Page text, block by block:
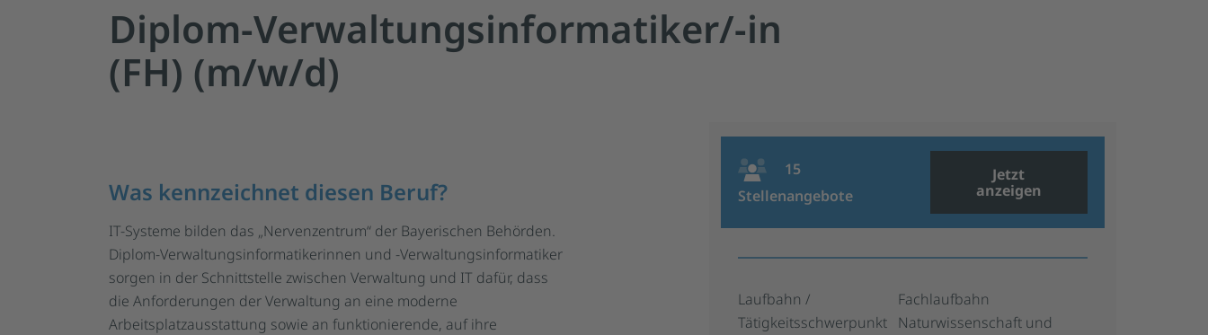
Diplom-Verwaltungsinformatiker/-in
(FH) (m/w/d)
Was kennzeichnet diesen Beruf?
IT-Systeme bilden das „Nervenzentrum“ der Bayerischen Behörden.
Diplom-Verwaltungsinformatikerinnen und -Verwaltungsinformatiker
sorgen in der Schnittstelle zwischen Verwaltung und IT dafür, dass
die Anforderungen der Verwaltung an eine moderne
Arbeitsplatzausstattung sowie an funktionierende, auf ihre
15
Stellenangebote
Jetzt
anzeigen
Laufbahn /
Tätigkeitsschwerpunkt
Fachlaufbahn
Naturwissenschaft und